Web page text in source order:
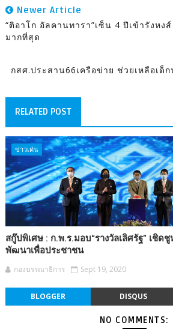
Newer Article
“ติอาโก อัลคานทารา”เซ็น 4 ปีเข้ารังหง
มากที่สุด
กสศ.ประสาน66เครือข่าย ช่วยเหลือเด็
RELATED POST
ข่าวเด่น
สกู๊ปพิเศษ : ก.พ.ร.มอบ“รางวัลเลิศรัฐ” เชิด
พัฒนาเพื่อประชาชน
กองบรรณาธิการ Sept 19, 2020
BLOGGER DISQUS
NO COMMENTS: